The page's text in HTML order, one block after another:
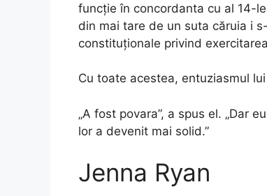
funcție în concordanta cu al 14-
din mai tare de un suta căruia i
constituționale privind
Cu toate acestea, entuziasmul
„A fost povara”, a spus el. „Dar
lor a devenit mai solid.”
Jenna Ryan